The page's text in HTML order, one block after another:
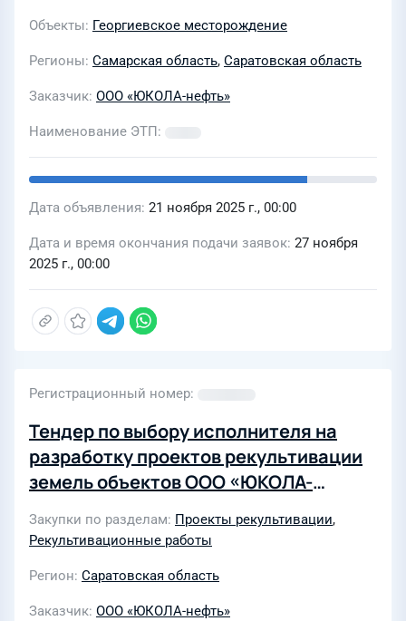
Объекты Георгиевское месторождение
Регионы Самарская область, Саратовская область
Заказчик ООО «ЮКОЛА-нефть»
Наименование ЭТП
Дата объявления 21 ноября 2025 г., 00:00
Дата и время окончания подачи заявок 27 ноября
2025 г., 00:00
Регистрационный номер
Тендер по выбору исполнителя на
разработку проектов рекультивации
земель объектов ООО «ЮКОЛА-
Закупки по разделам Проекты рекультивации,
Рекультивационные работы
Регион Саратовская область
Заказчик ООО «ЮКОЛА-нефть»